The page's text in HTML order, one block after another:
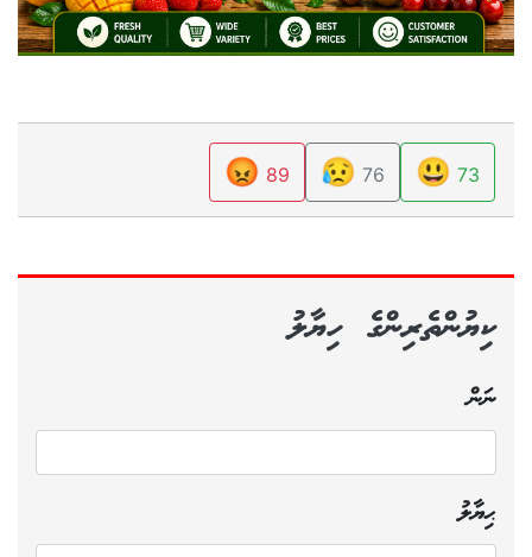
73
😃
76
😥
89
😡
ކިޔުންތެރިންގެ ހިޔާލު
ނަން
ޙިޔާލު